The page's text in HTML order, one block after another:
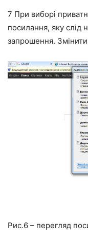
7 При виборі
посилання, яку слід
запрошення.
Рис.6 – перегляд